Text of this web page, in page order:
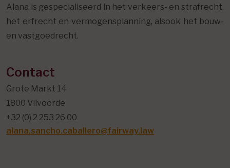
Alana is gespecialiseerd in het verkeers- en strafrecht,
het erfrecht en vermogensplanning, alsook het bouw-
en vastgoedrecht.
Contact
Grote Markt 14
1800 Vilvoorde
+32 (0) 2 253 26 00
alana.sancho.caballero@fairway.law